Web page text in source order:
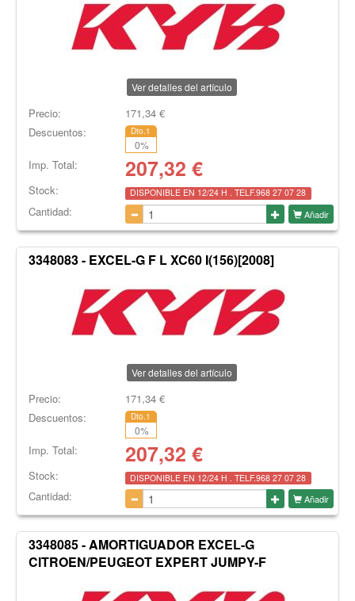
Ver detalles del artículo
Precio: 171,34€
Descuentos:
Dto.1
0%
Imp. Total: 207,32 €
Stock: DISPONIBLE EN 12/24 H . TELF.968 27 07 28
Cantidad: Añadir
3348083 - EXCEL-G F L XC60 I(156)[2008]
Ver detalles del artículo
Precio: 171,34€
Descuentos:
Dto.1
0%
Imp. Total: 207,32 €
Stock: DISPONIBLE EN 12/24 H . TELF.968 27 07 28
Cantidad: Añadir
3348085 - AMORTIGUADOR EXCEL-G
CITROEN/PEUGEOT EXPERT JUMPY-F